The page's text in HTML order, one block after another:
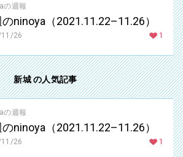
の週報
ninoya（2021.11.22–11.26）
26 1
新城 の人気記事
の週報
ninoya（2021.11.22–11.26）
26 1